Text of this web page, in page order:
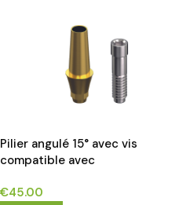
Pilier angulé 15° avec vis
compatible avec
implants*
€45.00